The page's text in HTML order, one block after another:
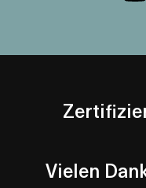
Vielen